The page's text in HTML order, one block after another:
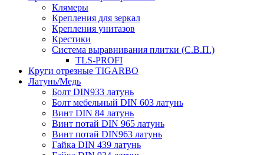
Клямеры
Крепления для зеркал
Крепления унитазов
Крестики
Система выравнивания плитки (С.В.П.)
TLS-PROFI
Круги отрезные TIGARBO
Латунь/Медь
Болт DIN933 латунь
Болт мебельный DIN 603 латунь
Винт DIN 84 латунь
Винт потай DIN 965 латунь
Винт потай DIN963 латунь
Гайка DIN 439 латунь